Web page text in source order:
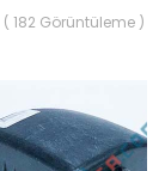
( 182 Görüntüleme )